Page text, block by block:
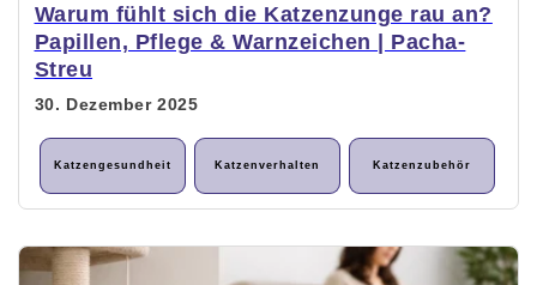
Warum fühlt sich die Katzenzunge rau an?
Papillen, Pflege & Warnzeichen | Pacha-
Streu
30. Dezember 2025
Katzengesundheit Katzenverhalten Katzenzubehör